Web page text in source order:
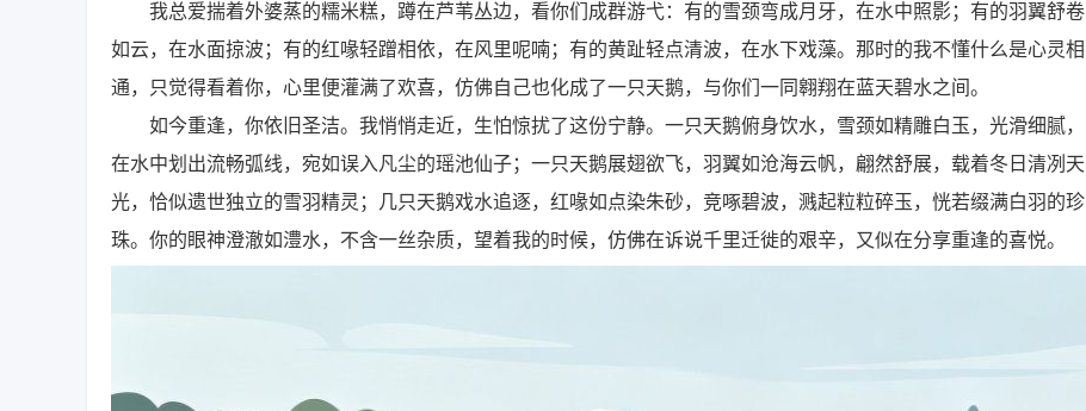
我总爱揣着外婆蒸的糯米糕，蹲在芦苇丛边，看你们成群游弋：有的雪颈弯成月牙，在水中照影；有的羽翼舒卷
如云，在水面掠波；有的红喙轻蹭相依，在风里呢喃；有的黄趾轻点清波，在水下戏藻。那时的我不懂什么是心灵相
通，只觉得看着你，心里便灌满了欢喜，仿佛自己也化成了一只天鹅，与你们一同翱翔在蓝天碧水之间。
如今重逢，你依旧圣洁。我悄悄走近，生怕惊扰了这份宁静。一只天鹅俯身饮水，雪颈如精雕白玉，光滑细腻，
在水中划出流畅弧线，宛如误入凡尘的瑶池仙子；一只天鹅展翅欲飞，羽翼如沧海云帆，翩然舒展，载着冬日清冽天
光，恰似遗世独立的雪羽精灵；几只天鹅戏水追逐，红喙如点染朱砂，竞啄碧波，溅起粒粒碎玉，恍若缀满白羽的珍
珠。你的眼神澄澈如澧水，不含一丝杂质，望着我的时候，仿佛在诉说千里迁徙的艰辛，又似在分享重逢的喜悦。